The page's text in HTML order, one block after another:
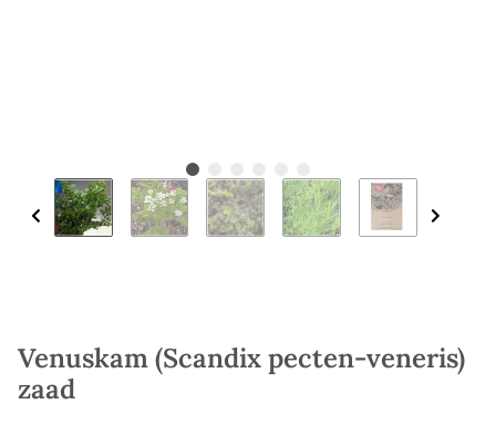
Venuskam (Scandix pecten-veneris)
zaad